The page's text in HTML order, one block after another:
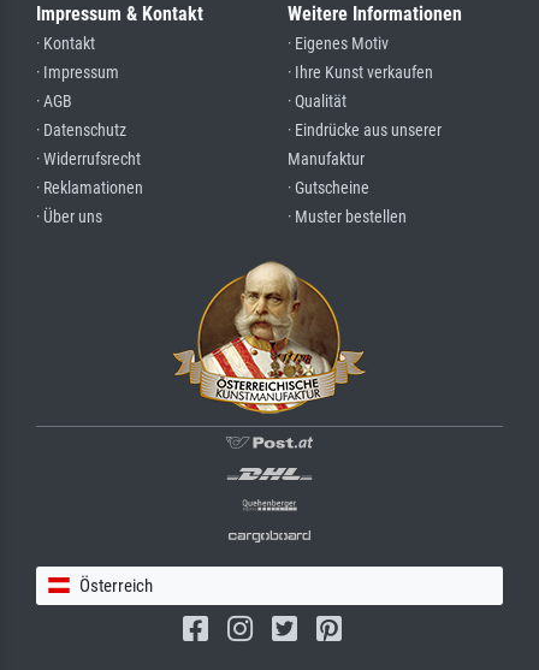
Impressum & Kontakt
· Kontakt
· Impressum
· AGB
· Datenschutz
· Widerrufsrecht
· Reklamationen
· Über uns
Weitere Informationen
· Eigenes Motiv
· Ihre Kunst verkaufen
· Qualität
· Eindrücke aus unserer
Manufaktur
· Gutscheine
· Muster bestellen
Österreich